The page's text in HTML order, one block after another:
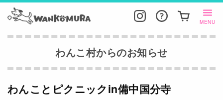
MENU
わんこ村からのお知らせ
わんことピクニックin備中国分寺